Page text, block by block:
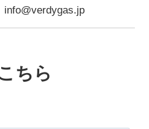
info@verdygas.jp
ちら